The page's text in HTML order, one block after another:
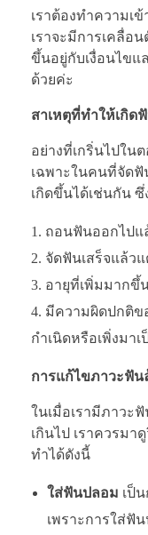
เราต้องทำความเ
เราจะมีการเคลื่อ
ขึ้นอยู่กับเงื่อนไข
ด้วยค่ะ
สาเหตุที่ทำให้เกิด
อย่างที่เกริ่นไปใน
เฉพาะในคนที่จัดฟั
เกิดขึ้นได้เช่นกัน
ถอนฟันออกไปแ
จัดฟันเสร็จแล้ว
อายุที่เพิ่มมากขึ้
มีความผิดปกติข
กำเนิดหรือเพิ่งมาเ
การแก้ไขภาวะฟัน
ในเมื่อเรามีภาวะ
เกินไป เราควรม
ทำได้ดังนี้
ใส่ฟันปลอม เป็
เพราะการใส่ฟั